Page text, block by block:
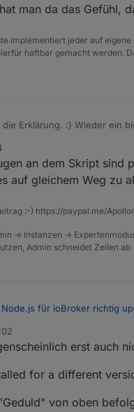
man da das Gefühl,
implementiert jeder auf
haftbar gemacht werden.
die Erklärung. :) Wieder ein
an dem Skript sind
auf gleichem Weg zu
:-) https://paypal.me/
-> Instanzen ->
Admin schneidet Zeilen ab
für ioBroker richtig
einen manuellen rebuild
von oben oder haben die
erst auch
for a different
von oben